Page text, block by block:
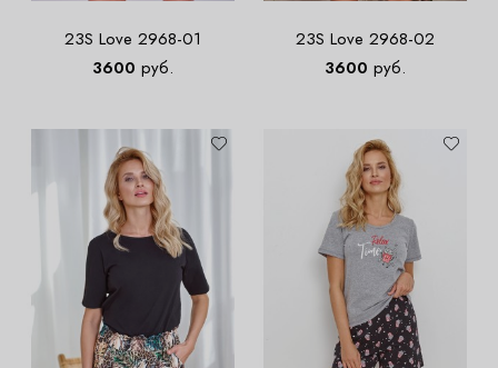
23S Love 2968-01
3600 руб.
23S Love 2968-02
3600 руб.